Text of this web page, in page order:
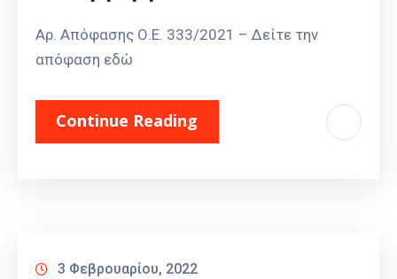
Αρ. Απόφασης Ο.Ε. 333/2021 – Δείτε την
απόφαση εδώ
Continue Reading
3 Φεβρουαρίου, 2022